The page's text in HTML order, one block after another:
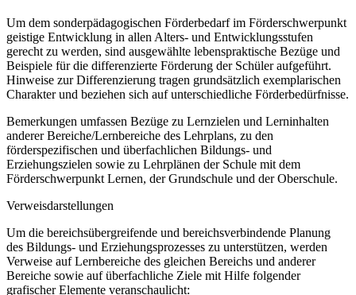
Um dem sonderpädagogischen Förderbedarf im Förderschwerpunkt
geistige Entwicklung in allen Alters- und Entwicklungsstufen
gerecht zu werden, sind ausgewählte lebenspraktische Bezüge und
Beispiele für die differenzierte Förderung der Schüler aufgeführt.
Hinweise zur Differenzierung tragen grundsätzlich exemplarischen
Charakter und beziehen sich auf unterschiedliche Förderbedürfnisse.
Bemerkungen umfassen Bezüge zu Lernzielen und Lerninhalten
anderer Bereiche/Lernbereiche des Lehrplans, zu den
förderspezifischen und überfachlichen Bildungs- und
Erziehungszielen sowie zu Lehrplänen der Schule mit dem
Förderschwerpunkt Lernen, der Grundschule und der Oberschule.
Verweisdarstellungen
Um die bereichsübergreifende und bereichsverbindende Planung
des Bildungs- und Erziehungsprozesses zu unterstützen, werden
Verweise auf Lernbereiche des gleichen Bereichs und anderer
Bereiche sowie auf überfachliche Ziele mit Hilfe folgender
grafischer Elemente veranschaulicht: